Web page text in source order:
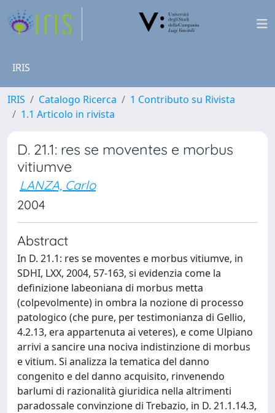
IRIS
IRIS Catalogo Ricerca
1 Contributo su Rivista
1.1 Articolo in rivista
D. 21.1: res se moventes e morbus
vitiumve
LANZA, Carlo
2004
Abstract
In D. 21.1: res se moventes e morbus vitiumve, in
SDHI, LXX, 2004, 57-163, si evidenzia come la
definizione labeoniana di morbus metta
(colpevolmente) in ombra la nozione di processo
patologico (che pure, per testimonianza di Gellio,
4.2.13, era appartenuta ai veteres), e come Ulpiano
arrivi a sancire una nociva indistinzione di morbus
e vitium. Si analizza la tematica del danno
congenito e del danno acquisito, rinvenendo
barlumi di razionalità giuridica nella altrimenti
paradossale convinzione di Trebazio, in D. 21.1.14.3,